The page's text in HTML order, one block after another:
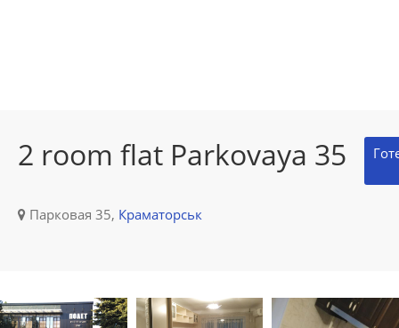
2 room flat Parkovaya 35
Парковая 35, Краматорськ